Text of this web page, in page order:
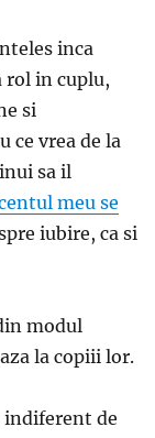
inca
rol in cuplu,
si
ce vrea de la
sa il
meu se
iubire, ca si
modul
la copiii lor.
indiferent de